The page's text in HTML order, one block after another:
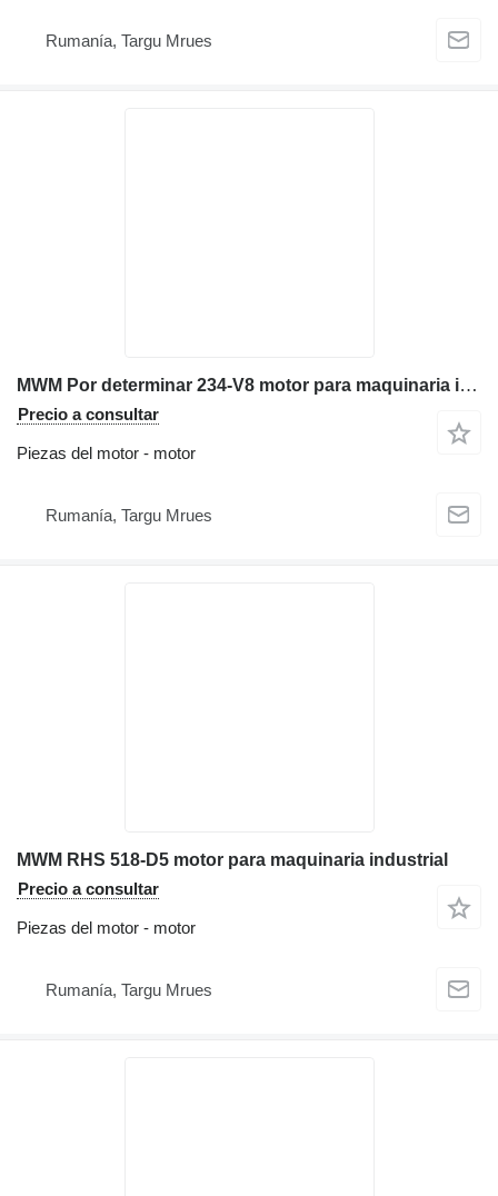
Rumanía, Targu Mrues
MWM Por determinar 234-V8 motor para maquinaria industrial
Precio a consultar
Piezas del motor - motor
Rumanía, Targu Mrues
MWM RHS 518-D5 motor para maquinaria industrial
Precio a consultar
Piezas del motor - motor
Rumanía, Targu Mrues